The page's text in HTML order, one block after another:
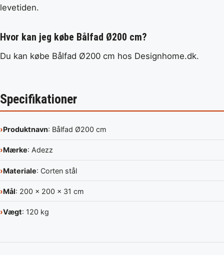
levetiden.
Hvor kan jeg købe Bålfad Ø200 cm?
Du kan købe Bålfad Ø200 cm hos Designhome.dk.
Specifikationer
Produktnavn: Bålfad Ø200 cm
Mærke: Adezz
Materiale: Corten stål
Mål: 200 x 200 x 31 cm
Vægt: 120 kg